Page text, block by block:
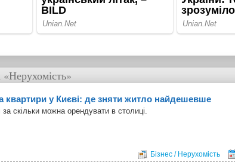
«Нерухомість»
квартири у Києві: де зняти житло найдешевше
скільки можна орендувати в столиці.
Бізнес / Нерухомість